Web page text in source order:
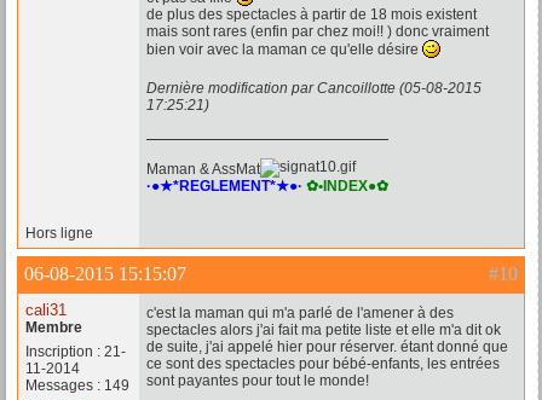
de plus des spectacles à partir de 18 mois existent
mais sont rares (enfin par chez moi!! ) donc vraiment
bien voir avec la maman ce qu'elle désire
Dernière modification par Cancoillotte (05-08-2015
17:25:21)
Maman & AssMat
·●★*REGLEMENT*★●· ✿•INDEX●✿
Hors ligne
#10
06-08-2015 15:15:07
cali31
Membre
Inscription : 21-
11-2014
Messages : 149
c'est la maman qui m'a parlé de l'amener à des
spectacles alors j'ai fait ma petite liste et elle m'a dit ok
de suite, j'ai appelé hier pour réserver. étant donné que
ce sont des spectacles pour bébé-enfants, les entrées
sont payantes pour tout le monde!